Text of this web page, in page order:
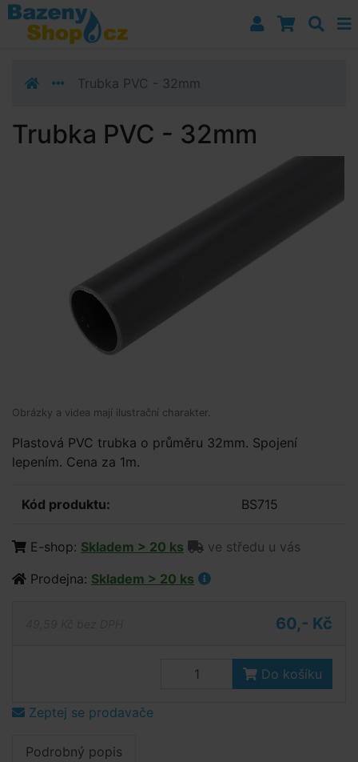
Přejít k navigaci
Přejít na obsah
Přejít k postrannímu sloupci
Trubka PVC - 32mm
Trubka PVC - 32mm
Obrázky a videa mají ilustrační charakter.
Plastová PVC trubka o průměru 32mm. Spojení
lepením. Cena za 1m.
Kód produktu: BS715
E-shop: Skladem > 20 ks
ve středu u vás
Prodejna: Skladem > 20 ks
60,- Kč
Do košíku
Zeptej se prodavače
Podrobný popis